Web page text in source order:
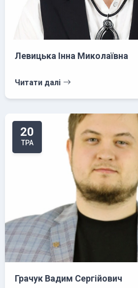
Левицька Інна Миколаївна
Читати далі
20
ТРА
Грачук Вадим Сергійович